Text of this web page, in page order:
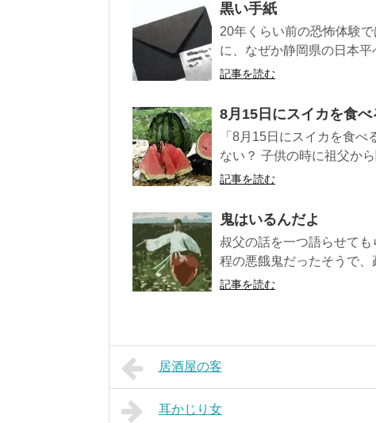
黒い手紙
20年くらい前の恐怖体験
に、なぜか静岡県の日本
記事を読む
8月15日にスイカを食べ
「8月15日にスイカを食
ない？ 子供の時に祖父か
記事を読む
鬼はいるんだよ
叔父の話を一つ語らせて
程の悪餓鬼だったそうで
記事を読む
居酒屋の客
耳かじり女